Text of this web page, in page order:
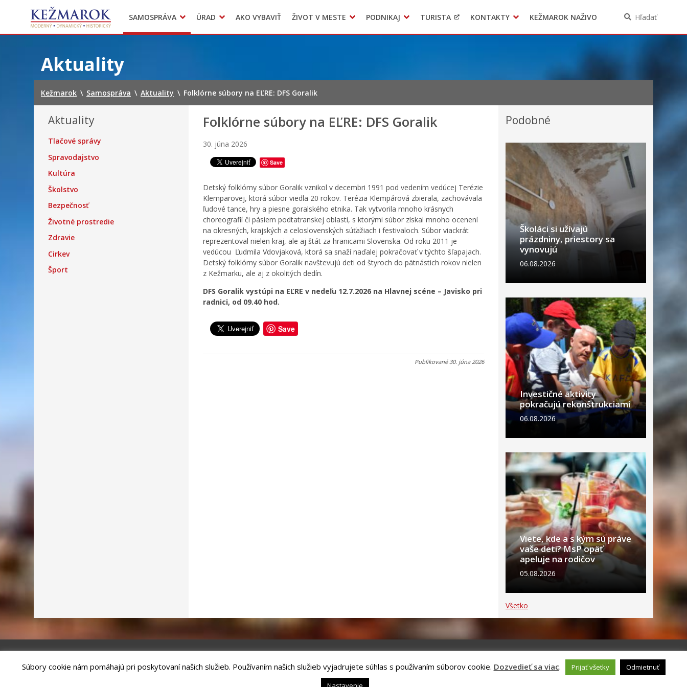
SAMOSPRÁVA
Mestská polícia
Geo informačný systém – Kežmarok
ÚRAD
Sekcie úradu
Oznamovanie podozrení z podvodov
AKO VYBAVIŤ ŽIVOT V MESTE
Triedený zber – NATUR – PACK
PODNIKAJ TURISTA KONTAKTY KEŽMAROK NAŽIVO Hľadať
Aktuality
Kežmarok \ Samospráva \ Aktuality \ Folklórne súbory na EĽRE: DFS Goralik
Aktuality
Tlačové správy
Spravodajstvo
Kultúra
Školstvo
Bezpečnosť
Životné prostredie
Zdravie
Cirkev
Šport
Folklórne súbory na EĽRE: DFS Goralik
30. júna 2026
Save
Detský folklórny súbor Goralik vznikol v decembri 1991 pod vedením vedúcej Terézie
Klemparovej, ktorá súbor viedla 20 rokov. Terézia Klempárová zbierala, zachovávala
ľudové tance, hry a piesne goralského etnika. Tak vytvorila mnoho krásnych
choreografií či pásiem podtatranskej oblasti, s ktorými súbor získal mnoho ocenení
na okresných, krajských a celoslovenských súťažiach i festivaloch. Súbor viackrát
reprezentoval nielen kraj, ale aj štát za hranicami Slovenska. Od roku 2011 je
vedúcou Ľudmila Vdovjaková, ktorá sa snaží naďalej pokračovať v týchto šľapajach.
Detský folklórny súbor Goralik navštevujú deti od štyroch do pätnástich rokov nielen
z Kežmarku, ale aj z okolitých dedín.
DFS Goralik vystúpi na EĽRE v nedeľu 12.7.2026 na Hlavnej scéne – Javisko pri
radnici, od 09.40 hod.
Save
Publikované30. júna 2026
Podobné
Školáci si užívajú
prázdniny, priestory sa
vynovujú
06.08.2026
Investičné aktivity
pokračujú rekonštrukciami
06.08.2026
Viete, kde a s kým sú práve
vaše deti? MsP opäť
apeluje na rodičov
05.08.2026
Všetko
Riešenie ANTIK SMART CITY
| Technický prevádzkovateľ – MVI Technology, s.r.o.
Súbory cookie nám pomáhajú pri poskytovaní našich služieb. Používaním našich služieb vyjadrujete súhlas s používaním súborov cookie. Dozvedieť sa viac. Prijať všetky
Odmietnuť